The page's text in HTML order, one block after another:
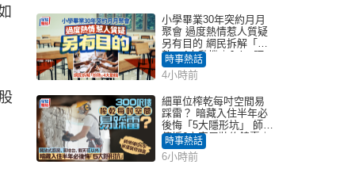
小學畢業30年突約月月
聚會 過度熱情惹人質疑
另有目的 網民拆解「扮
熟」4大動機｜Juicy叮
時事熱話
4小時前
細單位榨乾每吋空間易
踩雷？ 暗藏入住半年必
後悔「5大隱形坑」 師傅
傳授6字家居裝修錦囊｜
Juicy叮
時事熱話
6小時前